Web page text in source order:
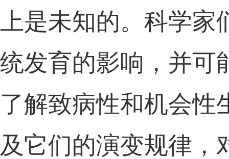
上是未知的。科学家
统发育的影响， 并可
了解致病性和机会性
及它们的演变规律